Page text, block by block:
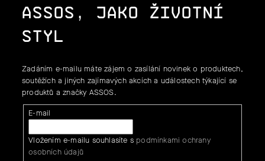
ASSOS, JAKO ŽIVOTNÍ
STYL
Zadáním e-mailu máte zájem o zasílání novinek o produktech,
soutěžích a jiných zajímavých akcích a událostech týkající se
produktů a značky ASSOS.
E-mail
Vložením e-mailu souhlasíte s podmínkami ochrany
osobních údajů